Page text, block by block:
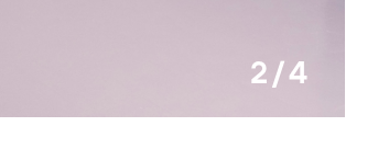
2 / 4